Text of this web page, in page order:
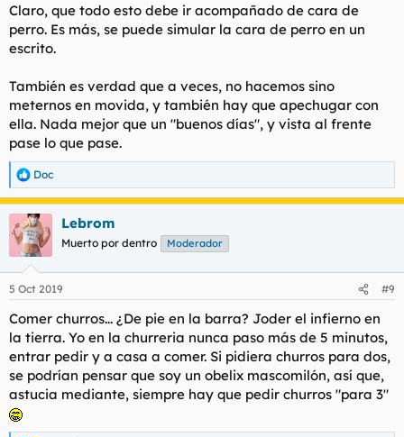
Claro, que todo esto debe ir acompañado de cara de
perro. Es más, se puede simular la cara de perro en un
escrito.
También es verdad que a veces, no hacemos sino
meternos en movida, y también hay que apechugar con
ella. Nada mejor que un "buenos días", y vista al frente
pase lo que pase.
R
e
a
c
c
e
:
Doc
Lebrom
Muerto por dentro Moderador
5 Oct 2019 #9
Comer churros... ¿De pie en la barra? Joder el infierno en
la tierra. Yo en la churreria nunca paso más de 5 minutos,
entrar pedir y a casa a comer. Si pidiera churros para dos,
se podrían pensar que soy un obelix mascomilón, así que,
astucia mediante, siempre hay que pedir churros "para 3"